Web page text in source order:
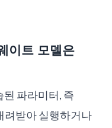
이트 모델은
된 파라미터, 즉
려받아 실행하거나